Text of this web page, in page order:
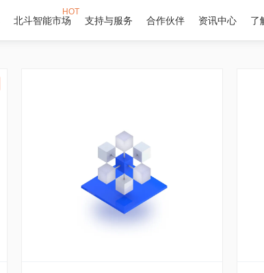
北斗智能市场
HOT
支持与服务 合作伙伴 资讯中心 了